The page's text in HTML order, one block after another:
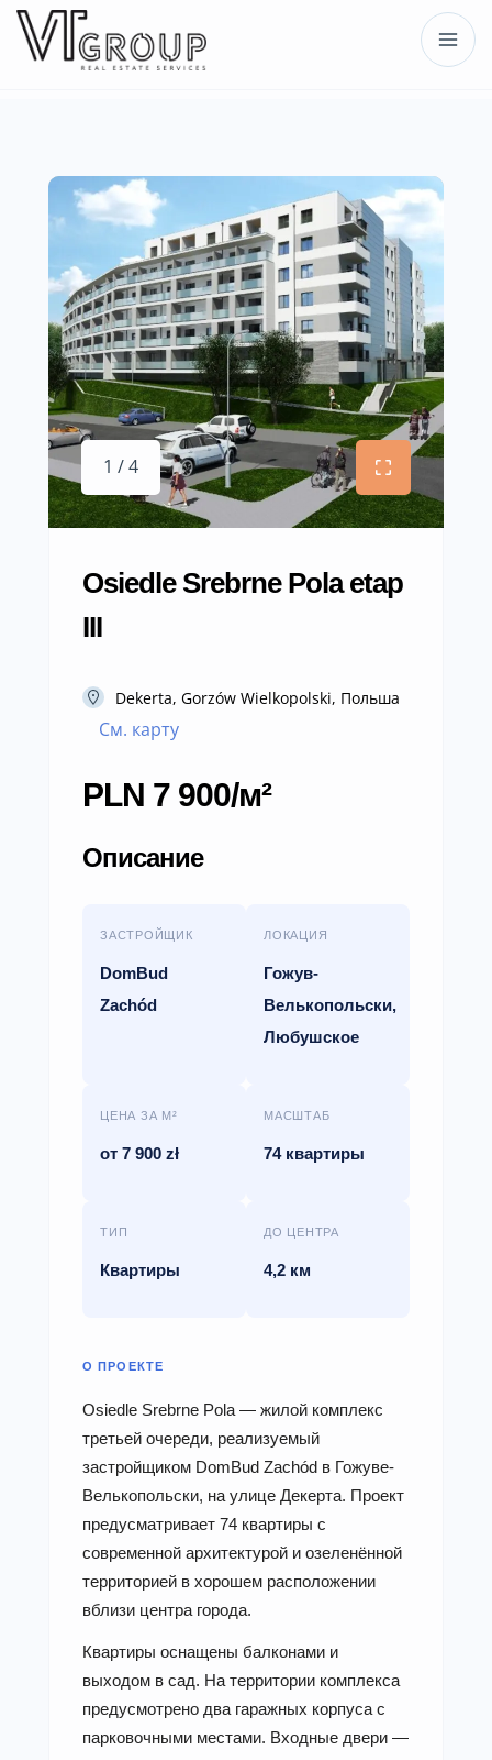
1 / 4
Osiedle Srebrne Pola etap
III
Dekerta, Gorzów Wielkopolski, Польша
См. карту
PLN 7 900/м²
Описание
ЗАСТРОЙЩИК
DomBud
Zachód
ЛОКАЦИЯ
Гожув-
Велькопольски,
Любушское
ЦЕНА ЗА М²
от 7 900 zł
МАСШТАБ
74 квартиры
ТИП
Квартиры
ДО ЦЕНТРА
4,2 км
О ПРОЕКТЕ
Osiedle Srebrne Pola — жилой комплекс
третьей очереди, реализуемый
застройщиком DomBud Zachód в Гожуве-
Велькопольски, на улице Декерта. Проект
предусматривает 74 квартиры с
современной архитектурой и озеленённой
территорией в хорошем расположении
вблизи центра города.
Квартиры оснащены балконами и
выходом в сад. На территории комплекса
предусмотрено два гаражных корпуса с
парковочными местами. Входные двери —